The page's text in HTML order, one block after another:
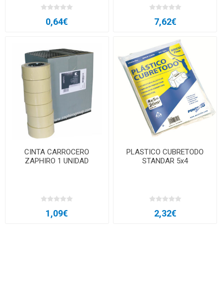
0,64€ 7,62€
CINTA CARROCERO
ZAPHIRO 1 UNIDAD
1,09€
PLASTICO CUBRETODO
STANDAR 5x4
2,32€